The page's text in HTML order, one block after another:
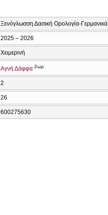
Ξενόγλωσση Δασική Ορολογία-Γερμανικά
2025 – 2026
Χειμερινή
Αγνή Δάφφα 2ωρ
2
26
600275630